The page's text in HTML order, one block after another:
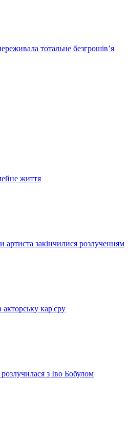
тотальне безгрошів’я
життя
закінчилися розлученням
акторську кар'єру
з Іво Бобулом